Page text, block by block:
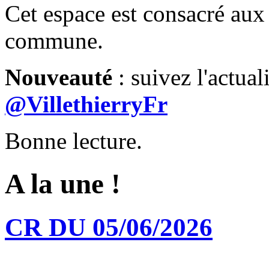
Cet espace est consacré
commune.
Nouveauté : suivez
@VillethierryFr
Bonne lecture.
A la une !
CR DU 05/06/2026